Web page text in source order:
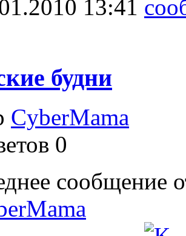
13:41
будни
CyberMama
0
сообщение